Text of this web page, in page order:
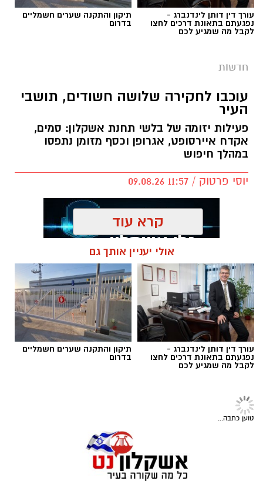
עורך דין דותן לינדנברג -
נפגעתם בתאונת דרכים לחצו
לקבל מה שמגיע לכם
תיקון והתקנה שערים חשמליים
בדרום
חדשות
עוכבו לחקירה שלושה חשודים, תושבי
העיר
פעילות יזומה של בלשי תחנת אשקלון: סמים,
אקדח איירסופט, אגרופן וכסף מזומן נתפסו
במהלך חיפוש
יוסי פרטוק / 11:57 09.08.26
תגים:עוכבו שלושה תושבים
דוברות המשטרה
קרא עוד
אולי יעניין אותך גם
עורך דין דותן לינדנברג -
נפגעתם בתאונת דרכים לחצו
לקבל מה שמגיע לכם
תיקון והתקנה שערים חשמליים
בדרום
חדשות
פשיטה על בית הימורים בלתי חוקי
בלשי תחנת אשקלון יחד עם לוחמי מג"ב דרום
איתרו ציוד וכספים ששימשו, על פי החשד,